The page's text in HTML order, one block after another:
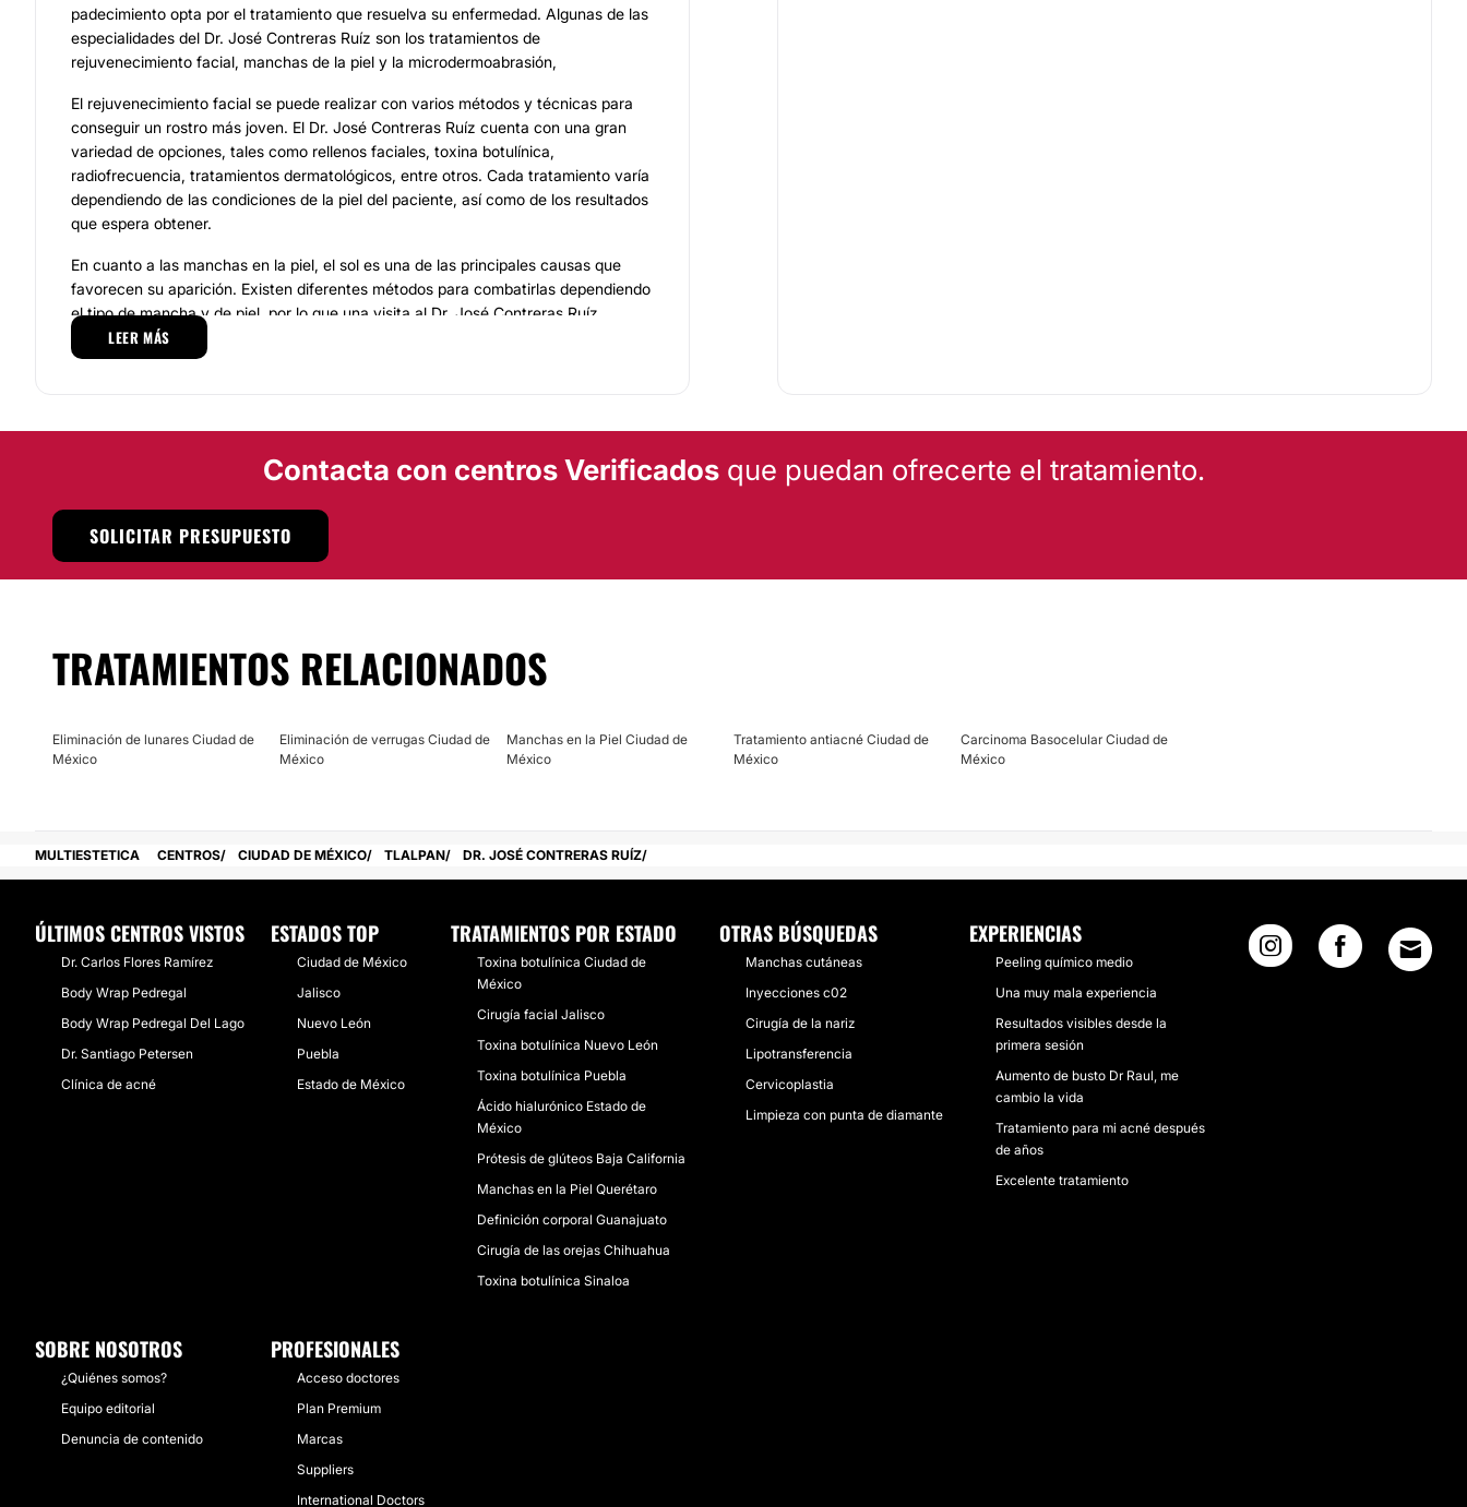
padecimiento opta por el tratamiento que resuelva su enfermedad. Algunas de las
especialidades del Dr. José Contreras Ruíz son los tratamientos de
rejuvenecimiento facial, manchas de la piel y la microdermoabrasión,
El rejuvenecimiento facial se puede realizar con varios métodos y técnicas para
conseguir un rostro más joven. El Dr. José Contreras Ruíz cuenta con una gran
variedad de opciones, tales como rellenos faciales, toxina botulínica,
radiofrecuencia, tratamientos dermatológicos, entre otros. Cada tratamiento varía
dependiendo de las condiciones de la piel del paciente, así como de los resultados
que espera obtener.
En cuanto a las manchas en la piel, el sol es una de las principales causas que
favorecen su aparición. Existen diferentes métodos para combatirlas dependiendo
el tipo de mancha y de piel, por lo que una visita al Dr. José Contreras Ruíz
permitirá definir qué tratamiento es el más adecuado para terminar con ellas.
Existen desde cremas despigmentadoras, hasta tratamientos con láser que borra
todas las células muertas de la piel. Gracias a este tratamiento se logra una
No requiere de anestesia y se considera que es mínimamente invasivo. Este
tratamiento es ideal para personas con cicatrices superficiales, así como también
Contacta con el Dr. José Contreras Ruíz y pídele referencias sobre lo que deseas
realizarte. Resolverá todas tus dudas y te brindará la mejor de las asesorías en su
Posibilidad de videoconsulta:
No
LEER MÁS
Contacta con centros Verificadosque puedan ofrecerte el tratamiento.
SOLICITAR PRESUPUESTO
TRATAMIENTOS RELACIONADOS
Eliminación de lunares Ciudad de
México
Eliminación de verrugas Ciudad de
México
Manchas en la Piel Ciudad de
México
Tratamiento antiacné Ciudad de
México
Carcinoma Basocelular Ciudad de
México
MULTIESTETICA CENTROS CIUDAD DE MÉXICO TLALPAN DR. JOSÉ CONTRERAS RUÍZ
ÚLTIMOS CENTROS VISTOS
Dr. Carlos Flores Ramírez
Body Wrap Pedregal
Body Wrap Pedregal Del Lago
Dr. Santiago Petersen
Clínica de acné
ESTADOS TOP
Ciudad de México
Jalisco
Nuevo León
Puebla
Estado de México
TRATAMIENTOS POR ESTADO
Toxina botulínica Ciudad de
México
Cirugía facial Jalisco
Toxina botulínica Nuevo León
Toxina botulínica Puebla
Ácido hialurónico Estado de
México
Prótesis de glúteos Baja California
Manchas en la Piel Querétaro
Definición corporal Guanajuato
Cirugía de las orejas Chihuahua
Toxina botulínica Sinaloa
OTRAS BÚSQUEDAS
Manchas cutáneas
Inyecciones c02
Cirugía de la nariz
Lipotransferencia
Cervicoplastia
Limpieza con punta de diamante
EXPERIENCIAS
Peeling químico medio
Una muy mala experiencia
Resultados visibles desde la
primera sesión
Aumento de busto Dr Raul, me
cambio la vida
Tratamiento para mi acné después
de años
Excelente tratamiento
SOBRE NOSOTROS
¿Quiénes somos?
Equipo editorial
Denuncia de contenido
PROFESIONALES
Acceso doctores
Plan Premium
Marcas
Suppliers
International Doctors